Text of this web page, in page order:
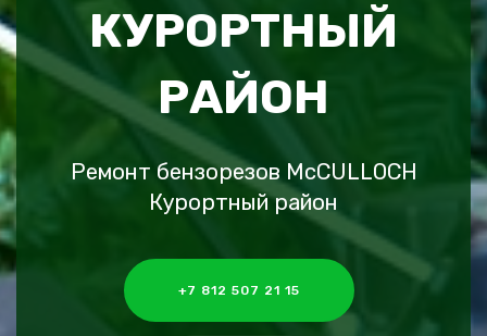
КУРОРТНЫЙ
РАЙОН
Ремонт бензорезов McCULLOCH
Курортный район
+7 812 507 21 15